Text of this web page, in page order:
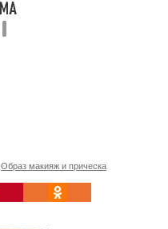
Образ макияж и прическа